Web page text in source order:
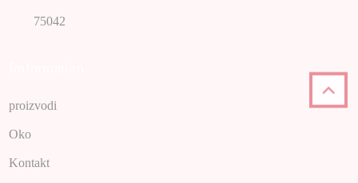
75042
proizvodi
Oko
Kontakt